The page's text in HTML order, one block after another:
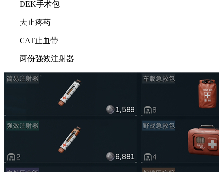
DEK手术包
大止疼药
CAT止血带
两份强效注射器